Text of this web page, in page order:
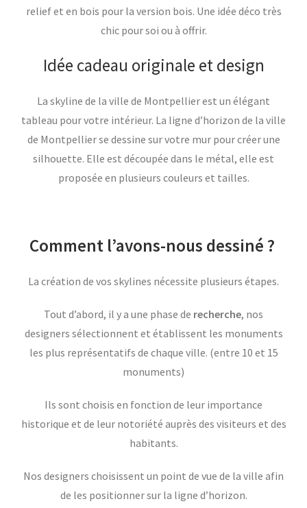
relief et en bois pour la version bois. Une idée déco très
chic pour soi ou à offrir.
Idée cadeau originale et design
La skyline de la ville de Montpellier est un élégant
tableau pour votre intérieur. La ligne d’horizon de la ville
de Montpellier se dessine sur votre mur pour créer une
silhouette. Elle est découpée dans le métal, elle est
proposée en plusieurs couleurs et tailles.
Comment l’avons-nous dessiné ?
La création de vos skylines nécessite plusieurs étapes.
Tout d’abord, il y a une phase de recherche, nos
designers sélectionnent et établissent les monuments
les plus représentatifs de chaque ville. (entre 10 et 15
monuments)
Ils sont choisis en fonction de leur importance
historique et de leur notoriété auprès des visiteurs et des
habitants.
Nos designers choisissent un point de vue de la ville afin
de les positionner sur la ligne d’horizon.